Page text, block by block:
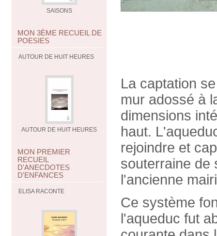
SAISONS
MON 3ÈME RECUEIL DE
POESIES
AUTOUR DE HUIT HEURES
AUTOUR DE HUIT HEURES
MON PREMIER
RECUEIL
D'ANECDOTES
D'ENFANCES
ELISA RACONTE
La captation
mur adossé à
dimensions
haut.
rejoindre et
souterraine de
l'ancienne
Ce système
l'aqueduc fut